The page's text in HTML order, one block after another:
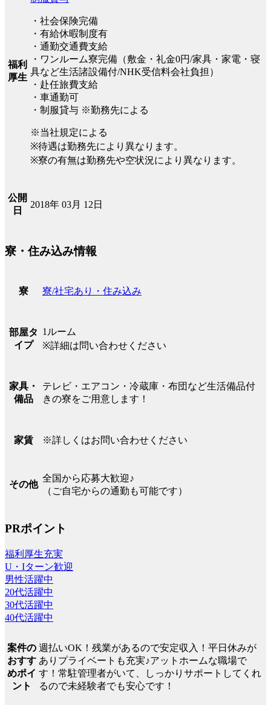
福利
厚生
・社会保険完備
・有給休暇制度有
・通勤交通費支給
・ワンルーム寮完備（敷金・礼金0円/家具・家電・寝
具など生活諸設備付/NHK受信料会社負担）
・赴任旅費支給
・車通勤可
・制服貸与 ※勤務先による
※当社規定による
※待遇は勤務先により異なります。
※寮の有無は勤務先や空状況により異なります。
公開
日
2018年 03月 12日
寮・住み込み情報
寮 寮/社宅あり・住み込み
部屋タ
イプ
1ルーム
※詳細は問い合わせください
家具・
備品
テレビ・エアコン・冷蔵庫・布団など生活備品付
きの寮をご用意します！
家賃 ※詳しくはお問い合わせください
その他
全国から応募大歓迎♪
（ご自宅からの通勤も可能です）
PRポイント
福利厚生充実
U・Iターン歓迎
男性活躍中
20代活躍中
30代活躍中
40代活躍中
案件の
おすす
めポイ
ント
週払いOK！残業があるので安定収入！平日休みが
ありプライベートも充実♪アットホームな職場で
す！常駐管理者がいて、しっかりサポートしてくれ
るので未経験者でも安心です！